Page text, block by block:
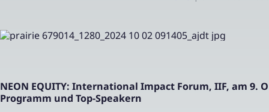
NEON EQUITY: International Impact Forum, IIF, am 9.
Programm und Top-Speakern